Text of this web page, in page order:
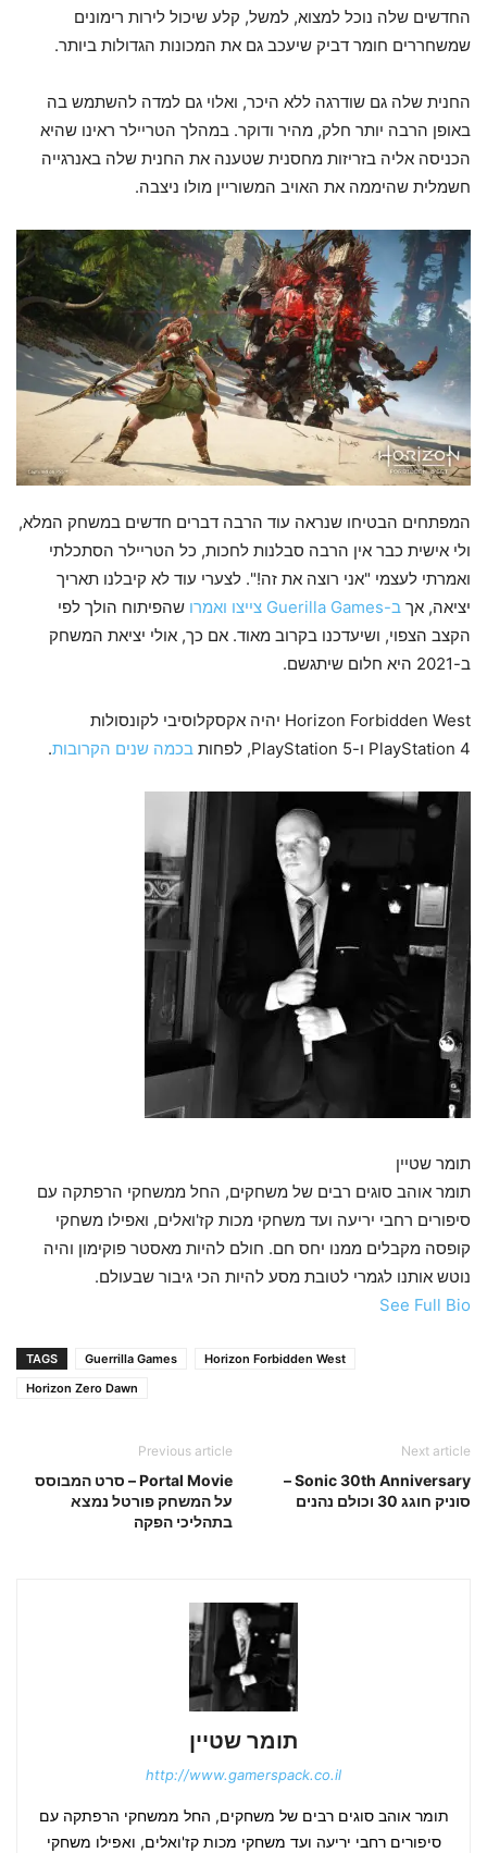
החדשים שלה נוכל למצוא, למשל, קלע שיכול לירות רימונים
שמשחררים חומר דביק שיעכב גם את המכונות הגדולות ביותר.
החנית שלה גם שודרגה ללא היכר, ואלוי גם למדה להשתמש בה
באופן הרבה יותר חלק, מהיר ודוקר. במהלך הטריילר ראינו שהיא
הכניסה אליה בזריזות מחסנית שטענה את החנית שלה באנרגייה
חשמלית שהיממה את האויב המשוריין מולו ניצבה.
המפתחים הבטיחו שנראה עוד הרבה דברים חדשים במשחק המלא,
ולי אישית כבר אין הרבה סבלנות לחכות, כל הטריילר הסתכלתי
ואמרתי לעצמי "אני רוצה את זה!". לצערי עוד לא קיבלנו תאריך
יציאה, אך ב-Guerilla Games צייצו ואמרו
שהפיתוח הולך לפי
הקצב הצפוי, ושיעדכנו בקרוב מאוד. אם כך, אולי יציאת המשחק
ב-2021 היא חלום שיתגשם.
Horizon Forbidden West יהיה אקסקלוסיבי לקונסולות
PlayStation 4 ו-PlayStation 5, לפחות
בכמה שנים הקרובות.
תומר שטיין
תומר אוהב סוגים רבים של משחקים, החל ממשחקי הרפתקה עם
סיפורים רחבי יריעה ועד משחקי מכות קז'ואלים, ואפילו משחקי
קופסה מקבלים ממנו יחס חם. חולם להיות מאסטר פוקימון והיה
נוטש אותנו לגמרי לטובת מסע להיות הכי גיבור שבעולם.
See Full Bio
TAGS Guerrilla Games
Horizon Forbidden West
Horizon Zero Dawn
Previous article
Portal Movie – סרט המבוסס
על המשחק פורטל נמצא
בתהליכי הפקה
Next article
Sonic 30th Anniversary –
סוניק חוגג 30 וכולם נהנים
תומר שטיין
http://www.gamerspack.co.il
תומר אוהב סוגים רבים של משחקים, החל ממשחקי הרפתקה עם
סיפורים רחבי יריעה ועד משחקי מכות קז'ואלים, ואפילו משחקי